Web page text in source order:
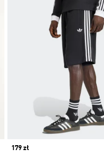
Dodaj do listy życzeń
Price
179 zł